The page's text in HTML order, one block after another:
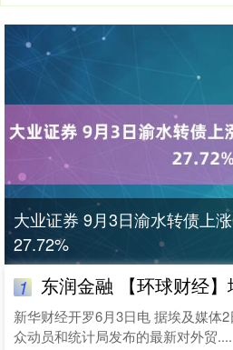
大业证券 9月3日渝水转债上
27.72%
1 东润金融 【环球财经】埃及2025
新华财经开罗6月3日电 据埃及媒体
众动员和统计局发布的最新对外贸....